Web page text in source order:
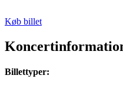
Køb billet
Billettyper: